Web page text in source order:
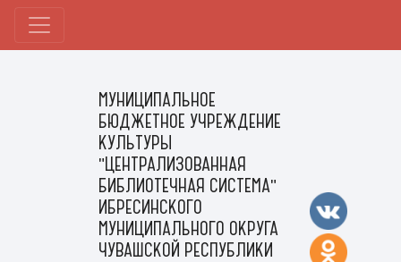
МУНИЦИПАЛЬНОЕ
БЮДЖЕТНОЕ УЧРЕЖДЕНИЕ
КУЛЬТУРЫ
"ЦЕНТРАЛИЗОВАННАЯ
БИБЛИОТЕЧНАЯ СИСТЕМА"
ИБРЕСИНСКОГО
МУНИЦИПАЛЬНОГО ОКРУГА
ЧУВАШСКОЙ РЕСПУБЛИКИ